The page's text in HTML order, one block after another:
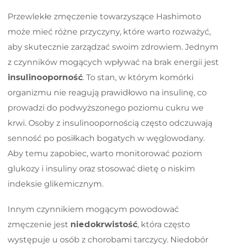
Przewlekłe zmęczenie towarzyszące Hashimoto
może mieć różne przyczyny, które warto rozważyć,
aby skutecznie zarządzać swoim zdrowiem. Jednym
z czynników mogących wpływać na brak energii jest
insulinooporność. To stan, w którym komórki
organizmu nie reagują prawidłowo na insulinę, co
prowadzi do podwyższonego poziomu cukru we
krwi. Osoby z insulinoopornością często odczuwają
senność po posiłkach bogatych w węglowodany.
Aby temu zapobiec, warto monitorować poziom
glukozy i insuliny oraz stosować dietę o niskim
indeksie glikemicznym.
Innym czynnikiem mogącym powodować
zmęczenie jest niedokrwistość, która często
występuje u osób z chorobami tarczycy. Niedobór